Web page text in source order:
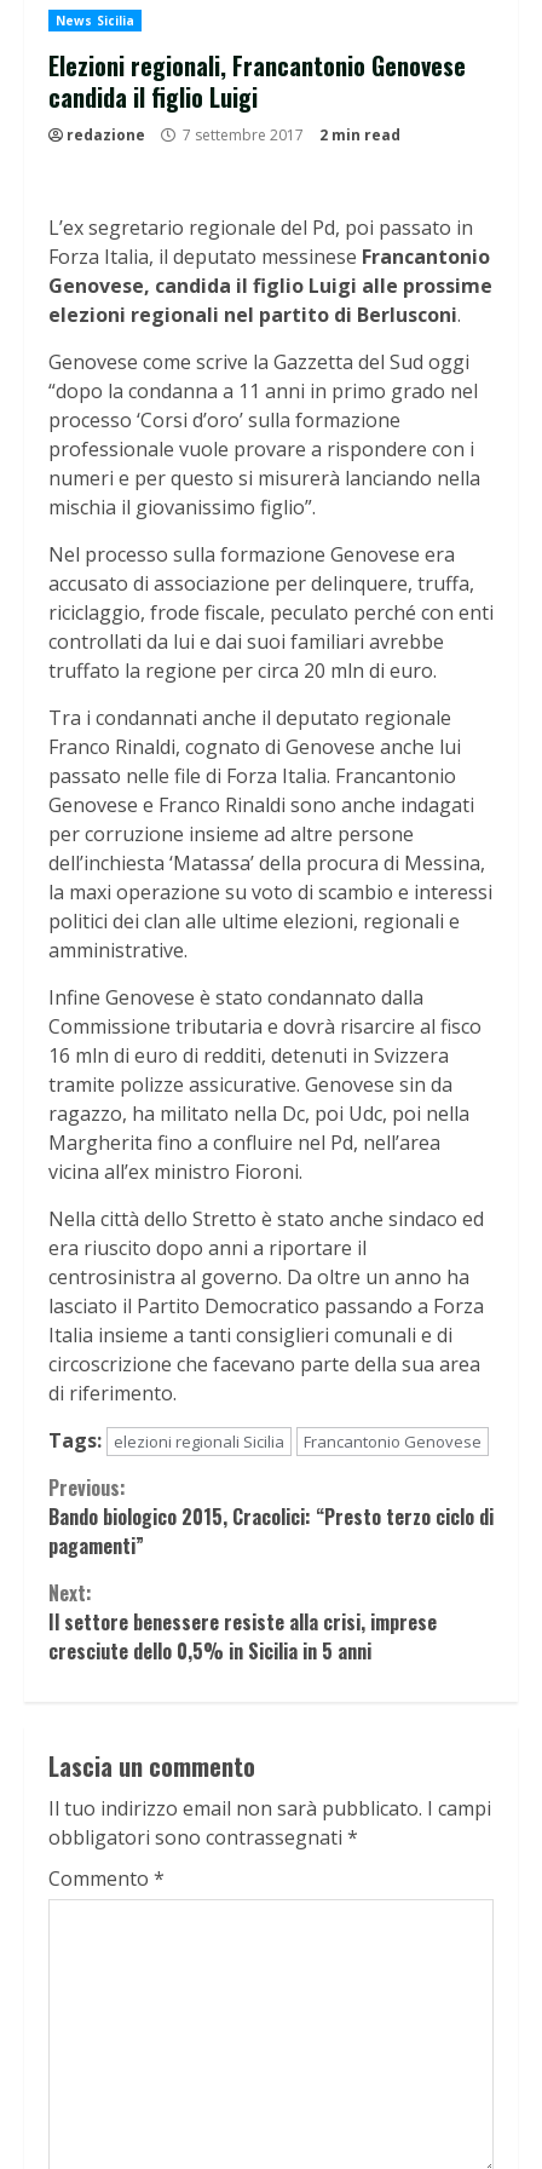
News Sicilia
Elezioni regionali, Francantonio Genovese
candida il figlio Luigi
redazione 7 settembre 2017 2 min read
L’ex segretario regionale del Pd, poi passato in
Forza Italia, il deputato messinese Francantonio
Genovese, candida il figlio Luigi alle prossime
elezioni regionali nel partito di Berlusconi.
Genovese come scrive la Gazzetta del Sud oggi
“dopo la condanna a 11 anni in primo grado nel
processo ‘Corsi d’oro’ sulla formazione
professionale vuole provare a rispondere con i
numeri e per questo si misurerà lanciando nella
mischia il giovanissimo figlio”.
Nel processo sulla formazione Genovese era
accusato di associazione per delinquere, truffa,
riciclaggio, frode fiscale, peculato perché con enti
controllati da lui e dai suoi familiari avrebbe
truffato la regione per circa 20 mln di euro.
Tra i condannati anche il deputato regionale
Franco Rinaldi, cognato di Genovese anche lui
passato nelle file di Forza Italia. Francantonio
Genovese e Franco Rinaldi sono anche indagati
per corruzione insieme ad altre persone
dell’inchiesta ‘Matassa’ della procura di Messina,
la maxi operazione su voto di scambio e interessi
politici dei clan alle ultime elezioni, regionali e
amministrative.
Infine Genovese è stato condannato dalla
Commissione tributaria e dovrà risarcire al fisco
16 mln di euro di redditi, detenuti in Svizzera
tramite polizze assicurative. Genovese sin da
ragazzo, ha militato nella Dc, poi Udc, poi nella
Margherita fino a confluire nel Pd, nell’area
vicina all’ex ministro Fioroni.
Nella città dello Stretto è stato anche sindaco ed
era riuscito dopo anni a riportare il
centrosinistra al governo. Da oltre un anno ha
lasciato il Partito Democratico passando a Forza
Italia insieme a tanti consiglieri comunali e di
circoscrizione che facevano parte della sua area
di riferimento.
Tags:
elezioni regionali Sicilia Francantonio Genovese
Continue
Reading
Previous:
Bando biologico 2015, Cracolici: “Presto terzo ciclo di
pagamenti”
Next:
Il settore benessere resiste alla crisi, imprese
cresciute dello 0,5% in Sicilia in 5 anni
Lascia un commento
Il tuo indirizzo email non sarà pubblicato. I campi
obbligatori sono contrassegnati *
Commento *